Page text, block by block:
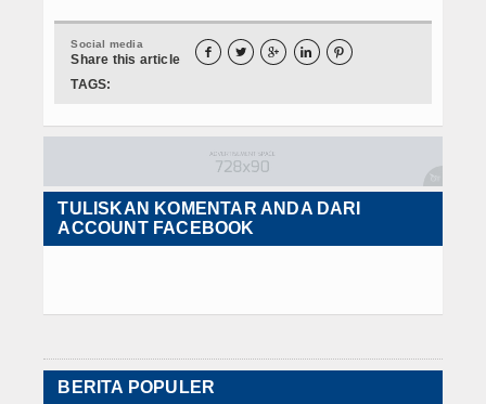
Social media
Share this article     
TAGS:
TULISKAN KOMENTAR ANDA DARI
ACCOUNT FACEBOOK
BERITA POPULER